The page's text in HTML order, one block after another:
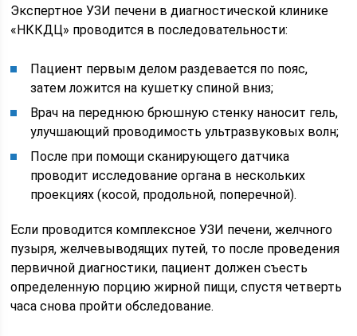
Экспертное УЗИ печени в диагностической клинике
«НККДЦ» проводится в последовательности:
Пациент первым делом раздевается по пояс,
затем ложится на кушетку спиной вниз;
Врач на переднюю брюшную стенку наносит гель,
улучшающий проводимость ультразвуковых волн;
После при помощи сканирующего датчика
проводит исследование органа в нескольких
проекциях (косой, продольной, поперечной).
Если проводится комплексное УЗИ печени, желчного
пузыря, желчевыводящих путей, то после проведения
первичной диагностики, пациент должен съесть
определенную порцию жирной пищи, спустя четверть
часа снова пройти обследование.